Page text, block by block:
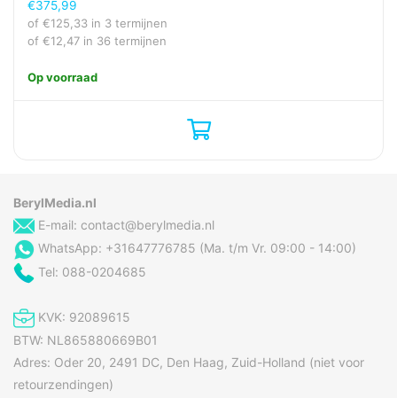
Beeldscherm
technologieën
Automatische
afgiftestop
Ja
Capaciteit in kopjes
Ingebouwde molen
Koffiecapsule-/padsysteem
Koffie invoertype
€375,99
of €125,33 in 3 termijnen
of €12,47 in 36 termijnen
Op voorraad
BerylMedia.nl
E-mail: contact@berylmedia.nl
WhatsApp: +31647776785 (Ma. t/m Vr. 09:00 - 14:00)
Tel: 088-0204685
KVK: 92089615
BTW: NL865880669B01
Adres: Oder 20, 2491 DC, Den Haag, Zuid-Holland (niet voor
retourzendingen)